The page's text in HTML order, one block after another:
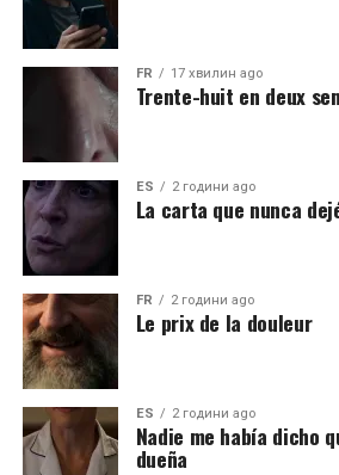
FR 17 хвилин ago
Trente-huit en deux
ES 2 години ago
La carta que nunca
FR 2 години ago
Le prix de la douleur
ES 2 години ago
Nadie me había dicho
dueña